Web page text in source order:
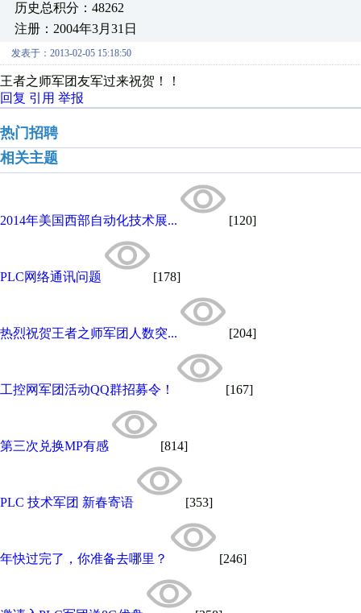
历史总积分：48262
注册：2004年3月31日
发表于：2013-02-05 15:18:50
王者之师军团友军过来祝贺！！
回复 引用 举报
热门招聘
相关主题
2014年美国西部自动化技术展... [120]
PLC网络通讯问题 [178]
热烈祝贺王者之师军团人数突... [204]
工控网军团活动QQ群招募令！ [167]
第三次兑换MP有感 [814]
PLC 技术军团 新春寄语 [353]
年快过完了，你准备去哪里？ [246]